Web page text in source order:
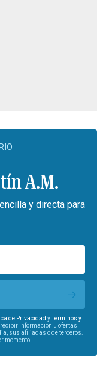
A.M.
y directa para
de Privacidad yTérminos y
información u ofertas
sus afiliadas o de terceros.
momento.